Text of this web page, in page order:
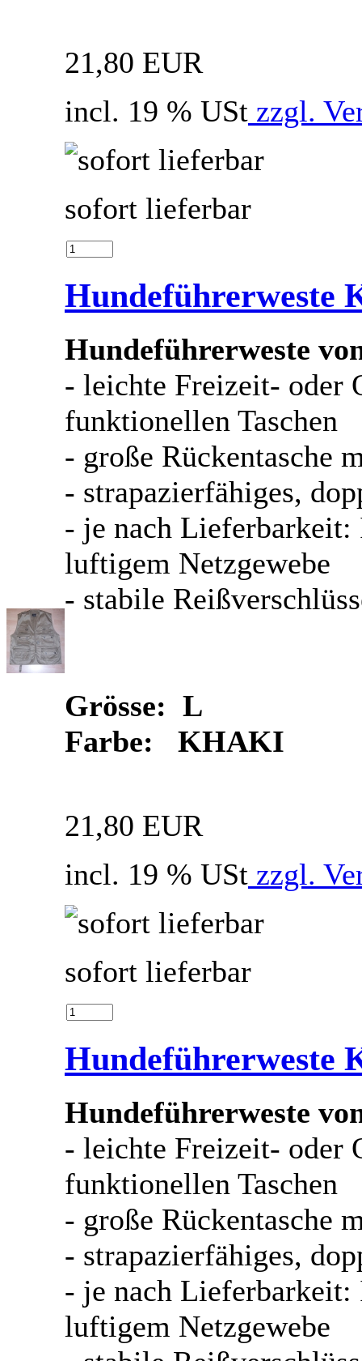
21,80 EUR
incl. 19 % USt zzgl.
sofort lieferbar
Hundeführerweste
Hundeführerweste
- leichte Freizeit- oder
funktionellen Taschen
- große Rückentasche
- strapazierfähiges,
- je nach
luftigem Netzgewebe
- stabile
Grösse: L
Farbe: KHAKI
21,80 EUR
incl. 19 % USt zzgl.
sofort lieferbar
Hundeführerweste
Hundeführerweste
- leichte Freizeit- oder
funktionellen Taschen
- große Rückentasche
- strapazierfähiges,
- je nach
luftigem Netzgewebe